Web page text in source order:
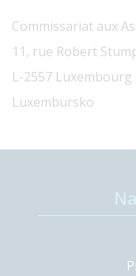
Commissariat aux
11, rue Robert
L-2557 Luxembourg
Luxembursko